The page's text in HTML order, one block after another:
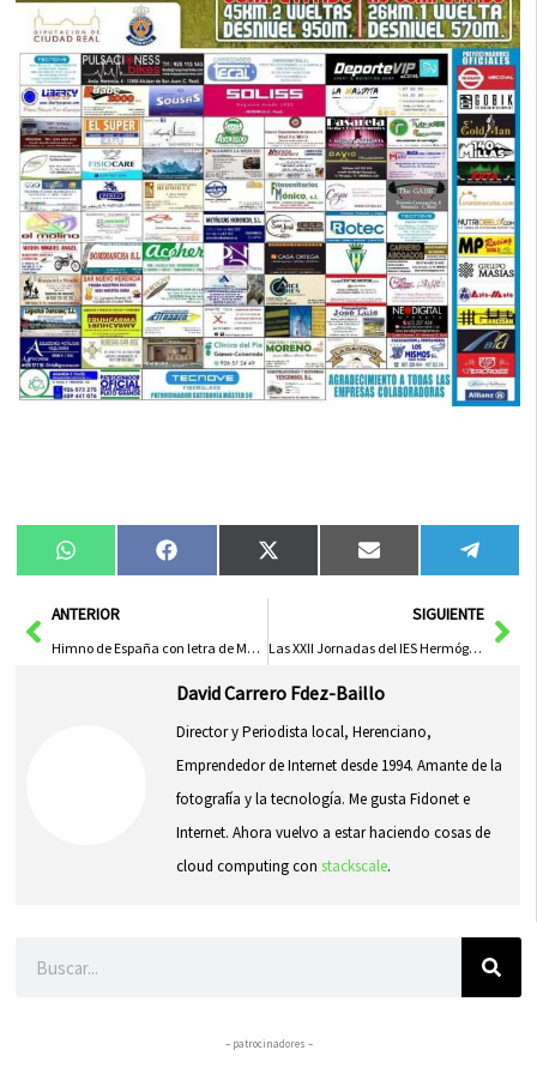
Compartir
en
WhatsAppCompartir
en
FacebookCompartir
en
X
(Twitter)
Compartir
en
Email
en
AntANTERIOR
Himno de España con letra de Marta Sánchez
SIGUIENTE
Las XXII Jornadas del IES Hermógenes Rodríguez dedicadas a hábitos saludables
David Carrero Fdez-Baillo
Director y Periodista local, Herenciano,
Emprendedor de Internet desde 1994. Amante de la
fotografía y la tecnología. Me gusta Fidonet e
Internet. Ahora vuelvo a estar haciendo cosas de
cloud computing con stackscale.
– patrocinadores –